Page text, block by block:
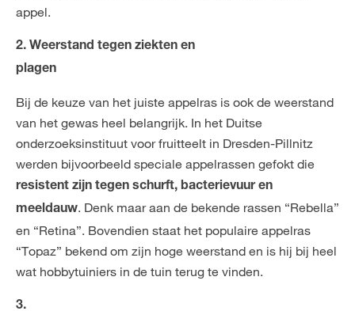
appel.
2. Weerstand tegen ziekten en
plagen
Bij de keuze van het juiste appelras is ook de weerstand
van het gewas heel belangrijk. In het Duitse
onderzoeksinstituut voor fruitteelt in Dresden-Pillnitz
werden bijvoorbeeld speciale appelrassen gefokt die
resistent zijn tegen schurft, bacterievuur en
meeldauw. Denk maar aan de bekende rassen “Rebella”
en “Retina”. Bovendien staat het populaire appelras
“Topaz” bekend om zijn hoge weerstand en is hij bij heel
wat hobbytuiniers in de tuin terug te vinden.
3.